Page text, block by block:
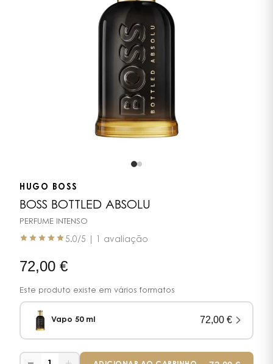
HUGO BOSS
BOSS BOTTLED ABSOLU
PERFUME INTENSO
5.0/5 | 1 avaliação
72,00 €
Este produto existe em vários formatos
Vapo 50 ml 72,00€